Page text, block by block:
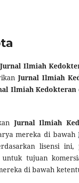
Jurnal Ilmiah
Jurnal Ilmiah
Ilmiah Kedokteran
Jurnal Ilmiah
mereka di bawah
lisensi
tujuan
di bawah